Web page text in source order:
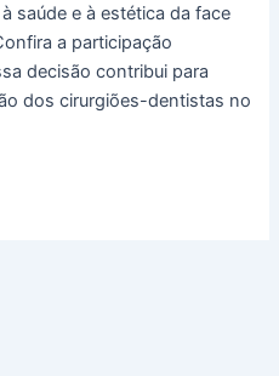
saúde e à estética da face
a participação
decisão contribui para
dos cirurgiões-dentistas no